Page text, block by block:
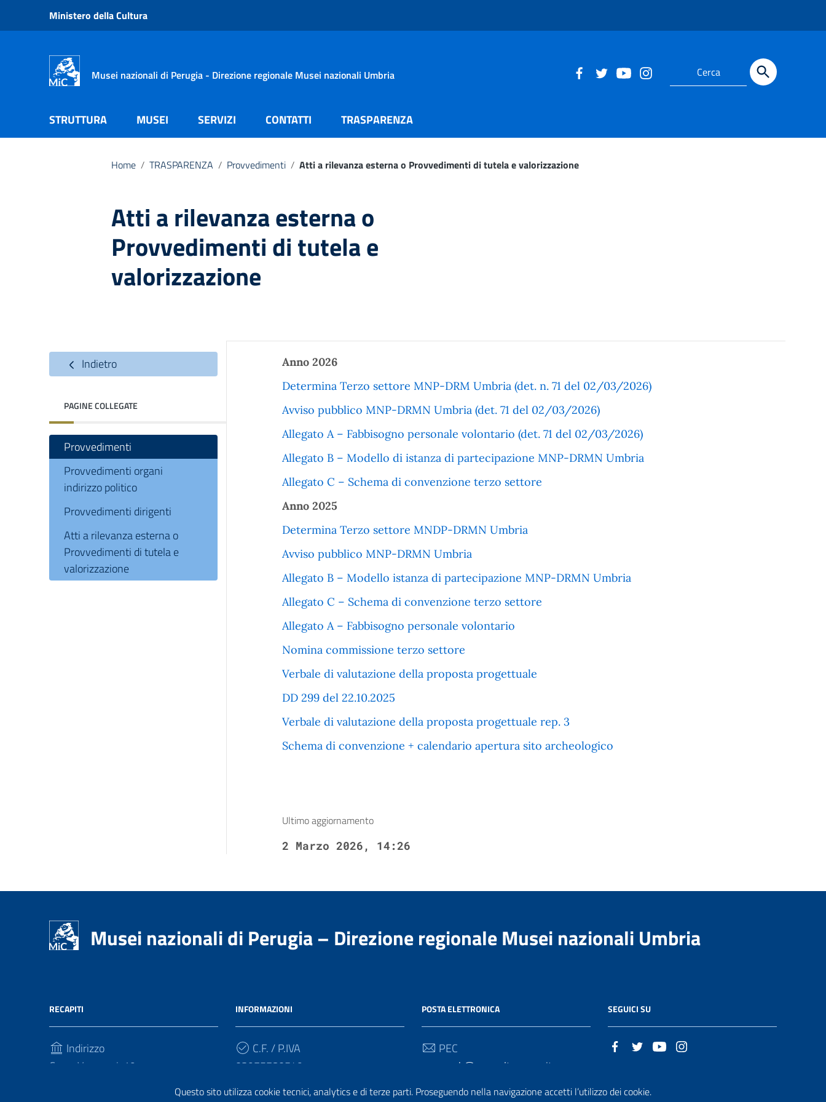
Questo sito utilizza cookie tecnici, analytics e di terze parti. Proseguendo nella navigazione accetti l’utilizzo dei cookie.
Vai ai contenuti
Vai al menu di navigazione
Ministero della Cultura
Musei nazionali di Perugia - Direzione regionale Musei nazionali Umbria
STRUTTURA MUSEI SERVIZI CONTATTI TRASPARENZA
Home / TRASPARENZA / Provvedimenti / Atti a rilevanza esterna o Provvedimenti di tutela e valorizzazione
Atti a rilevanza esterna o
Provvedimenti di tutela e
valorizzazione
Indietro
PAGINE COLLEGATE
Provvedimenti
Provvedimenti organi
indirizzo politico
Provvedimenti dirigenti
Atti a rilevanza esterna o
Provvedimenti di tutela e
valorizzazione
Anno 2026
Determina Terzo settore MNP-DRM Umbria (det. n. 71 del 02/03/2026)
Avviso pubblico MNP-DRMN Umbria (det. 71 del 02/03/2026)
Allegato A – Fabbisogno personale volontario (det. 71 del 02/03/2026)
Allegato B – Modello di istanza di partecipazione MNP-DRMN Umbria
Allegato C – Schema di convenzione terzo settore
Anno 2025
Determina Terzo settore MNDP-DRMN Umbria
Avviso pubblico MNP-DRMN Umbria
Allegato B – Modello istanza di partecipazione MNP-DRMN Umbria
Allegato C – Schema di convenzione terzo settore
Allegato A – Fabbisogno personale volontario
Nomina commissione terzo settore
Verbale di valutazione della proposta progettuale
DD 299 del 22.10.2025
Verbale di valutazione della proposta progettuale rep. 3
Schema di convenzione + calendario apertura sito archeologico
Ultimo aggiornamento
2 Marzo 2026, 14:26
Musei nazionali di Perugia – Direzione regionale Musei nazionali Umbria
RECAPITI
Indirizzo
Corso Vannucci, 19
INFORMAZIONI
C.F. / P.IVA
03975780549
Cod. Univoco
POSTA ELETTRONICA
PEC
gan-umb@pec.cultura.gov.it
Email
SEGUICI SU